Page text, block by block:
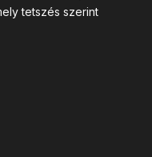
tetszés szerint